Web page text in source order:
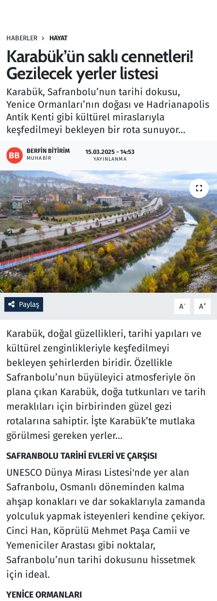
HABERLER HAYAT
Karabük’ün saklı cennetleri!
Gezilecek yerler listesi
Karabük, Safranbolu’nun tarihi dokusu,
Yenice Ormanları’nın doğası ve Hadrianapolis
Antik Kenti gibi kültürel miraslarıyla
keşfedilmeyi bekleyen bir rota sunuyor...
BERFIN BITIRIM
MUHABIR
15.03.2025 - 14:53
YAYINLANMA
Paylaş A- A+
Karabük, doğal güzellikleri, tarihi yapıları ve
kültürel zenginlikleriyle keşfedilmeyi
bekleyen şehirlerden biridir. Özellikle
Safranbolu’nun büyüleyici atmosferiyle ön
plana çıkan Karabük, doğa tutkunları ve tarih
meraklıları için birbirinden güzel gezi
rotalarına sahiptir. İşte Karabük’te mutlaka
görülmesi gereken yerler...
SAFRANBOLU TARİHİ EVLERİ VE ÇARŞISI
UNESCO Dünya Mirası Listesi'nde yer alan
Safranbolu, Osmanlı döneminden kalma
ahşap konakları ve dar sokaklarıyla zamanda
yolculuk yapmak isteyenleri kendine çekiyor.
Cinci Han, Köprülü Mehmet Paşa Camii ve
Yemeniciler Arastası gibi noktalar,
Safranbolu’nun tarihi dokusunu hissetmek
için ideal.
YENİCE ORMANLARI
Haber
Kültür Sanat
Kurumsal Haberler
Lezzet Durağı
Oyun
Ramazan
Resmi İlanlar
Rüya Tabirleri
Sağlık
Savunma Sanayi
Seçim 2023
Spor
Teknoloji ve Bilim
Televizyon